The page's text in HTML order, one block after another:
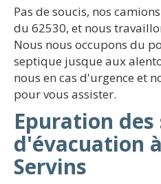
Pas de soucis, nos
du 62530, et nous
Nous nous occupons du
septique jusque aux
nous en cas d'urgence et
pour vous assister.
Epuration des
d'évacuation
Servins